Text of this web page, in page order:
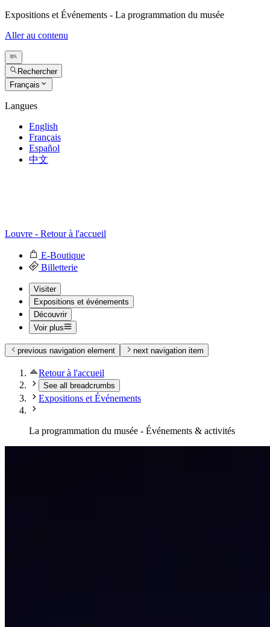
Expositions et Événements - La programmation du musée
Aller au contenu
Rechercher
Français
Langues
English
Français
Español
中文
Louvre - Retour à l'accueil
E-Boutique
Billetterie
Visiter
Expositions et événements
Découvrir
Voir plus
previous navigation element next navigation item
Retour à l'accueil
See all breadcrumbs
Expositions et Événements
La programmation du musée - Événements & activités